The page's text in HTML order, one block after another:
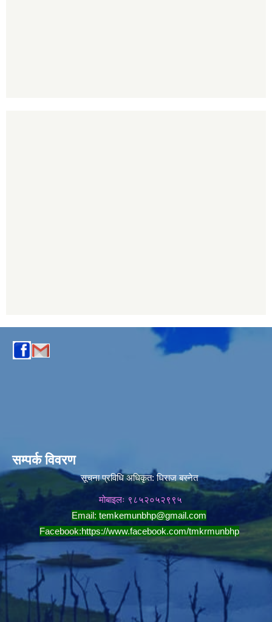
सम्पर्क विवरण
सूचना प्रविधि अधिकृत:धिराज बस्नेत
मोबाइलः ९८५२०५२९९५
Email: temkemunbhp@gmail.com
Facebook:https://www.facebook.com/tmkrmunbhp